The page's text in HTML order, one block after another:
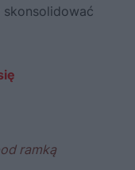
skonsolidować
ramką